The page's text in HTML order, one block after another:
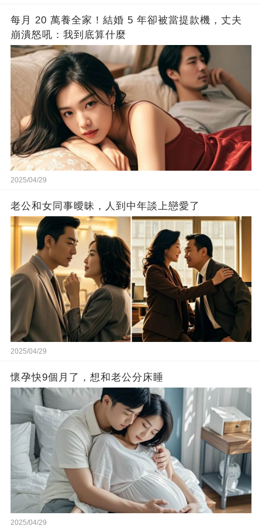
每月 20 萬養全家！結婚 5 年卻被當提款機，丈夫
崩潰怒吼：我到底算什麼
2025/04/29
老公和女同事曖昧，人到中年談上戀愛了
2025/04/29
懷孕快9個月了，想和老公分床睡
2025/04/29